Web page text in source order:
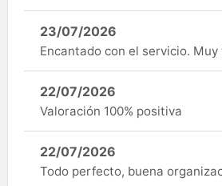
23/07/2026
Encantado con el servicio.
22/07/2026
Valoración 100% positiva
22/07/2026
Todo perfecto, buena